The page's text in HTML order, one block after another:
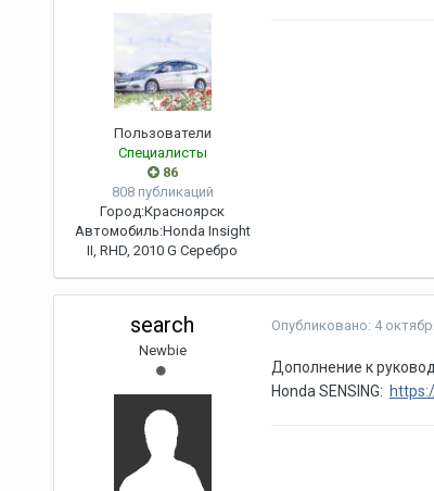
Пользователи
Специалисты
86
808 публикаций
Город:Красноярск
Автомобиль:Honda Insight
II, RHD, 2010 G Серебро
search
Newbie
Опубликовано: 4
Дополнение к
Honda SENSING: